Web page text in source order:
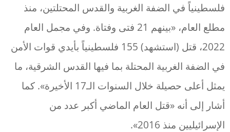
فلسطينياً في الضفة الغربية والقدس المحتلتين، منذ
مطلع العام، «بينهم 21 فتى وفتاة. وفي مجمل العام
2022، قتل (استشهد) 155 فلسطينياً بأيدي قوات الأمن
في الضفة الغربية المحتلة بما فيها القدس الشرقية، ما
يمثل أعلى حصيلة خلال السنوات الـ17 الأخيرة». كما
أشار إلى أنه «قتل العام الماضي أكبر عدد من
الإسرائيليين منذ 2016».